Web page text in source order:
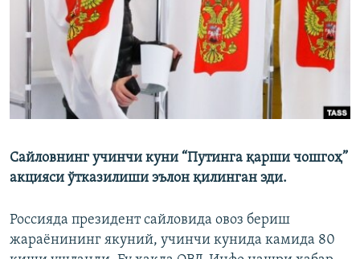
Сайловнинг учинчи куни “Путинга қарши чошгоҳ”
акцияси ўтказилиши эълон қилинган эди.
Россияда президент сайловида овоз бериш
жараёнининг якуний, учинчи кунида камида 80